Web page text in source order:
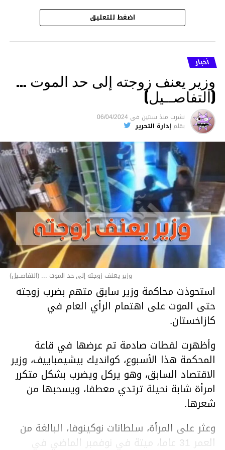
اضغط للتعليق
أخبار
وزير يعنف زوجته إلى حد الموت …
(التفاصــيل)
نشرت منذ سنتين فى 06/04/2024
بقلم إدارة التحرير
وزير يعنف زوجته إلى حد الموت ... (التفاصــيل)
استحوذت محاكمة وزير سابق متهم بضرب زوجته
حتى الموت على اهتمام الرأي العام في
كازاخستان.
وأظهرت لقطات صادمة تم عرضها في قاعة
المحكمة هذا الأسبوع، كوانديك بيشيمباييف، وزير
الاقتصاد السابق، وهو يركل ويضرب بشكل متكرر
امرأة شابة نحيلة ترتدي معطفا، ويسحبها من
شعرها.
وعثر على المرأة، سلطانات نوكينوفا، البالغة من
العمر 31 عاما، ميتة في نوفمبر الماضي في